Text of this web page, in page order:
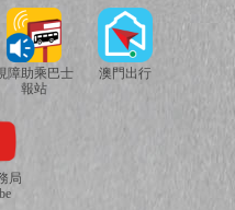
障助乘巴士
報站
澳門出行
局